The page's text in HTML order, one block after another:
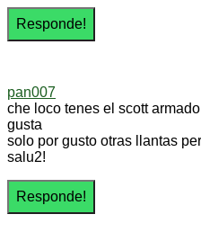
pan007
che loco tenes el scott
gusta
solo por gusto otras llantas
salu2!